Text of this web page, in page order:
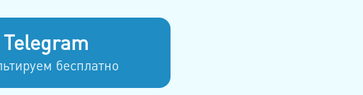
Telegram
бесплатно